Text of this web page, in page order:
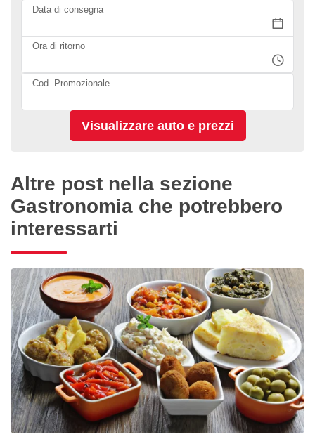
Data di consegna
Ora di ritorno
Cod. Promozionale
Altre post nella sezione
Gastronomia che potrebbero
interessarti